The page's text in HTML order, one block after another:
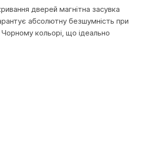
дверей магнітна засувка
абсолютну безшумність при
кольорі, що ідеально